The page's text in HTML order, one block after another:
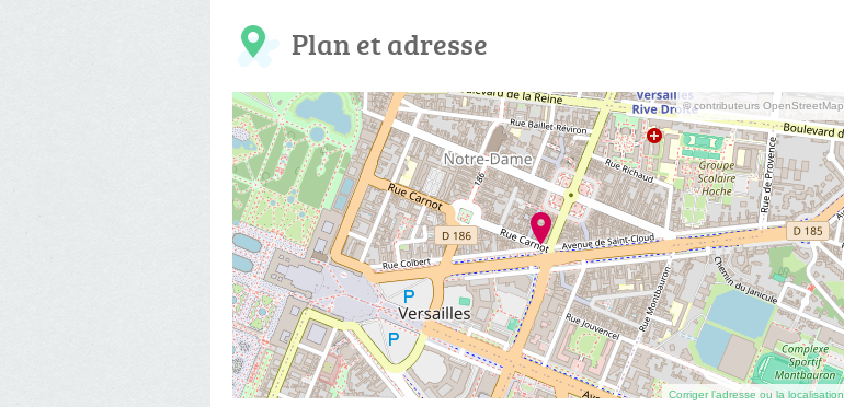
Plan et adresse
© contributeurs OpenStreetMap
Corriger l’adresse ou la localisation